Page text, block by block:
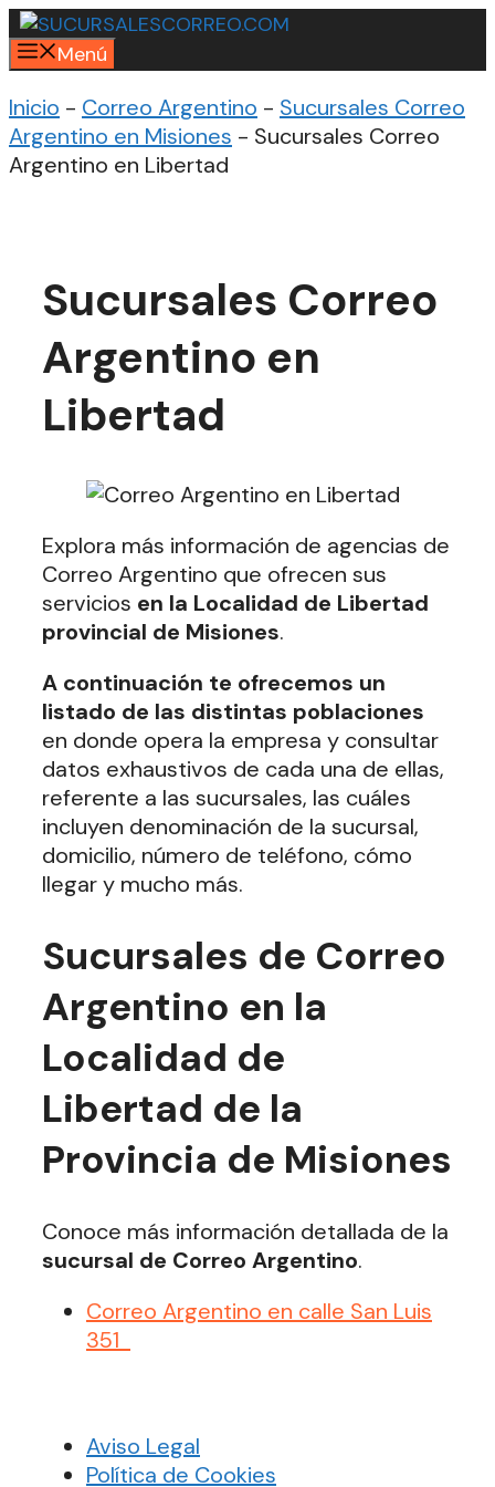
Saltar
al
contenido
Menú
Inicio - Correo Argentino - Sucursales Correo
Argentino en Misiones - Sucursales Correo
Argentino en Libertad
Sucursales Correo
Argentino en
Libertad
Explora más información de agencias de
Correo Argentino que ofrecen sus
servicios en la Localidad de Libertad
provincial de Misiones.
A continuación te ofrecemos un
listado de las distintas poblaciones
en donde opera la empresa y consultar
datos exhaustivos de cada una de ellas,
referente a las sucursales, las cuáles
incluyen denominación de la sucursal,
domicilio, número de teléfono, cómo
llegar y mucho más.
Sucursales de Correo
Argentino en la
Localidad de
Libertad de la
Provincia de Misiones
Conoce más información detallada de la
sucursal de Correo Argentino.
Correo Argentino en calle San Luis
351
Aviso Legal
Política de Cookies